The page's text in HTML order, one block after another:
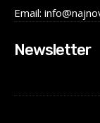
Email:
Newsletter